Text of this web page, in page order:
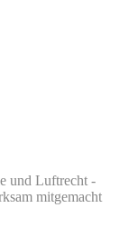
und Luftrecht -
mitgemacht